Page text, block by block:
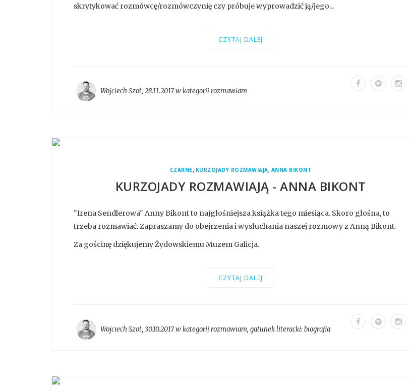
skrytykować rozmówcę/rozmówczynię czy próbuje wyprowadzić ją/jego...
CZYTAJ DALEJ
Wojciech Szot, 28.11.2017 w kategoriirozmawiam
CZARNE, KURZOJADY ROZMAWIAJĄ, ANNA BIKONT
KURZOJADY ROZMAWIAJĄ - ANNA BIKONT
"Irena Sendlerowa" Anny Bikont to najgłośniejsza książka tego miesiąca. Skoro głośna, to
trzeba rozmawiać. Zapraszamy do obejrzenia i wysłuchania naszej rozmowy z Anną Bikont.
Za gościnę dziękujemy Żydowskiemu Muzem Galicja.
CZYTAJ DALEJ
Wojciech Szot, 30.10.2017 w kategoriirozmawiam, gatunek literacki:biografia